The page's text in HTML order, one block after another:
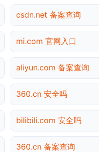
csdn.net 备案查询
mi.com 官网入口
aliyun.com 备案查询
360.cn 安全吗
bilibili.com 安全吗
360.cn 备案查询